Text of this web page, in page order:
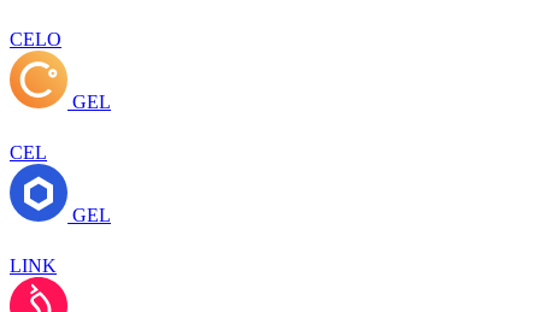
CELO
GEL
CEL
GEL
LINK